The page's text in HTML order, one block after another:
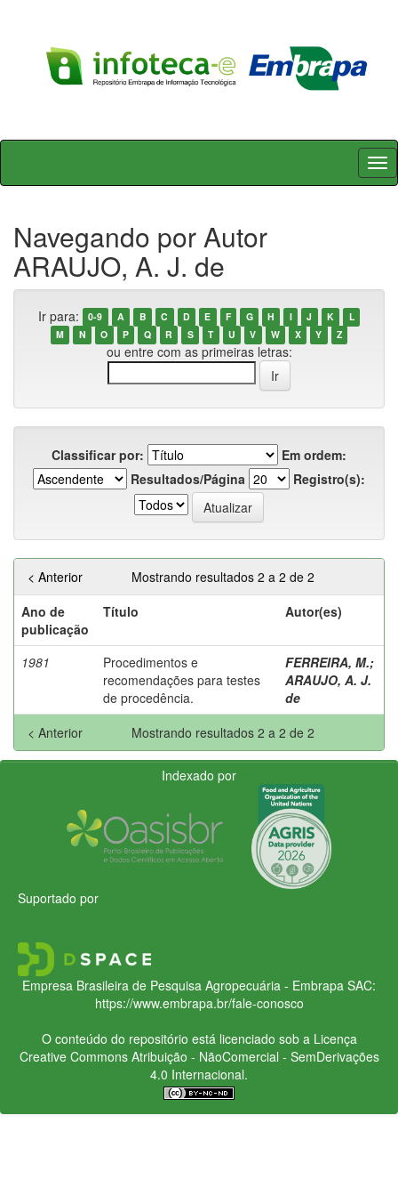
Skip
Navegando por Autor
ARAUJO, A. J. de
Ir para: 0-9 A B C D E F G H I J K
L
M
N O P Q R S T U V W X Y Z
ou entre com as primeiras letras:
Classificar por:
Em ordem:
Resultados/Página
Registro(s):
Mostrando resultados 2 a 2 de 2
< Anterior
Ano de
publicação
Título Autor(es)
1981
Procedimentos e
recomendações para testes
de procedência.
FERREIRA, M.;
ARAUJO, A. J.
de
Mostrando resultados 2 a 2 de 2
< Anterior
Indexado por
Suportado por
Empresa Brasileira de Pesquisa Agropecuária - Embrapa SAC:
https://www.embrapa.br/fale-conosco
O conteúdo do repositório está licenciado sob a Licença
Creative CommonsAtribuição - NãoComercial - SemDerivações
4.0 Internacional.